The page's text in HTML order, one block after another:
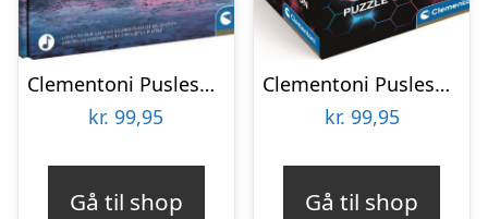
Clementoni Puslespil – Light Blue – Peace – 500 Brikker
kr. 99,95
Gå til shop
Clementoni Puslespil – Dungeons & Dragons – Gaming – 500 Brikker
kr. 99,95
Gå til shop